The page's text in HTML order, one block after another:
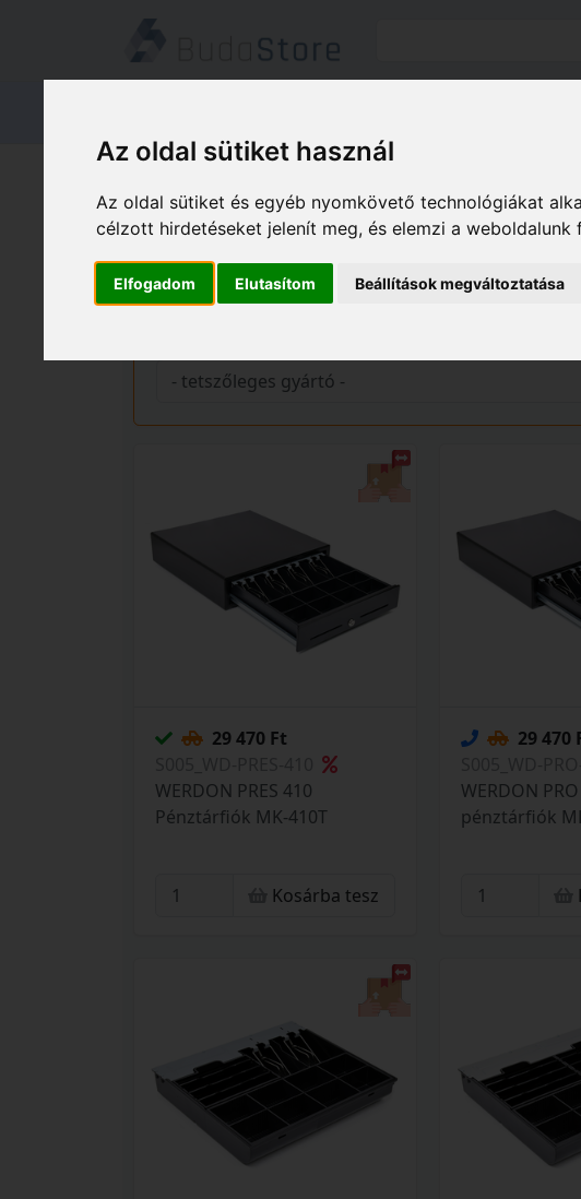
Az oldal sütiket használ
Az oldal sütiket és egyéb nyomkövető technológiákat
célzott hirdetéseket jelenít meg, és elemzi a
Elfogadom Elutasítom Beállítások megváltoztatása
Pénztárfiókok
Gyártó és ár szerinti szűrés
29 470 Ft
WERDON PRES 410
Pénztárfiók MK-410T
Kosárba tesz
29 470
WERDON
pénztárfiók